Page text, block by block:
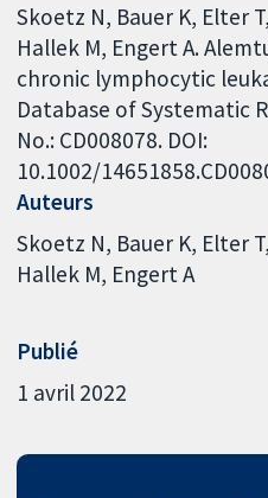
Skoetz N, Bauer K, Elter
Hallek M, Engert A.
chronic lymphocytic
Database of Systematic
No.: CD008078. DOI:
10.1002/
Auteurs
Skoetz N Bauer K Elter T
Hallek M Engert A
Publié
1 avril 2022